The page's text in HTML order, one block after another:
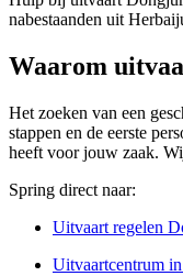
nabestaanden uit
Waarom
Het zoeken van een
stappen en de eerste
heeft voor jouw zaak.
Spring direct naar:
Uitvaart regelen
Uitvaartcentrum